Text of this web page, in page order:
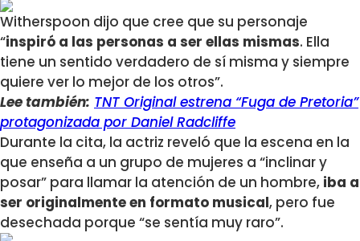
Witherspoon dijo que cree que su personaje
“inspiró a las personas a ser ellas mismas. Ella
tiene un sentido verdadero de sí misma y siempre
quiere ver lo mejor de los otros”.
Lee también: TNT Original estrena “Fuga de Pretoria”
protagonizada por Daniel Radcliffe
Durante la cita, la actriz reveló que la escena en la
que enseña a un grupo de mujeres a “inclinar y
posar” para llamar la atención de un hombre, iba a
ser originalmente en formato musical, pero fue
desechada porque “se sentía muy raro”.